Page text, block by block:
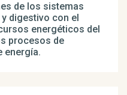
de los sistemas
digestivo con el
energéticos del
procesos de
energía.